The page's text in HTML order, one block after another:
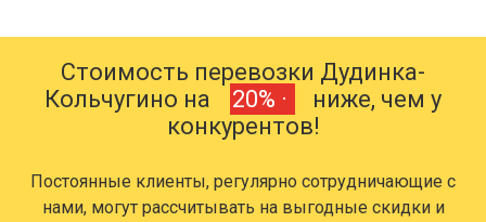
Стоимость перевозки Дудинка-
Кольчугино на
20% ·
ниже, чем у
конкурентов!
Постоянные клиенты, регулярно сотрудничающие с
нами, могут рассчитывать на выгодные скидки и